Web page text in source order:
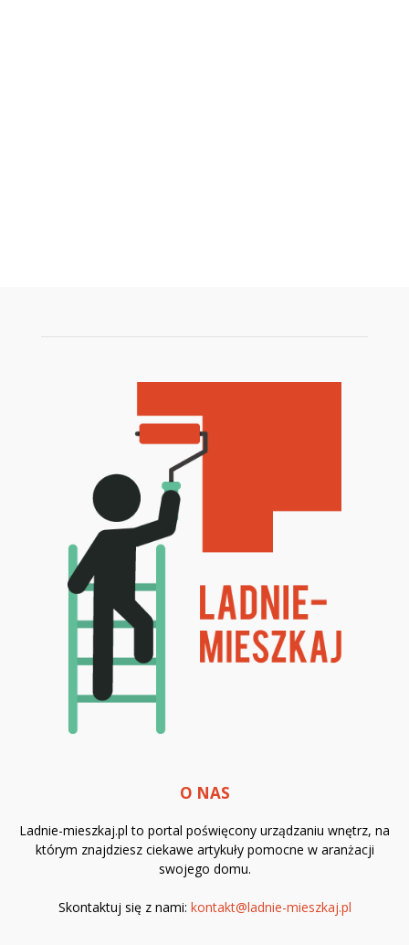
O NAS
Ladnie-mieszkaj.pl to portal poświęcony urządzaniu wnętrz, na
którym znajdziesz ciekawe artykuły pomocne w aranżacji
swojego domu.
Skontaktuj się z nami: kontakt@ladnie-mieszkaj.pl